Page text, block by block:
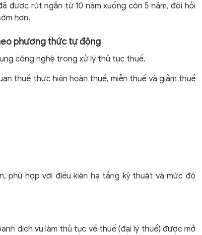
được rút ngắn từ 10 năm xuống còn 5 năm, đòi hỏi
hơn.
phương thức tự động
công nghệ trong xử lý thủ tục thuế.
thuế thực hiện hoàn thuế, miễn thuế và giảm thuế
phù hợp với điều kiện hạ tầng kỹ thuật và mức độ
dịch vụ làm thủ tục về thuế (đại lý thuế) được mở